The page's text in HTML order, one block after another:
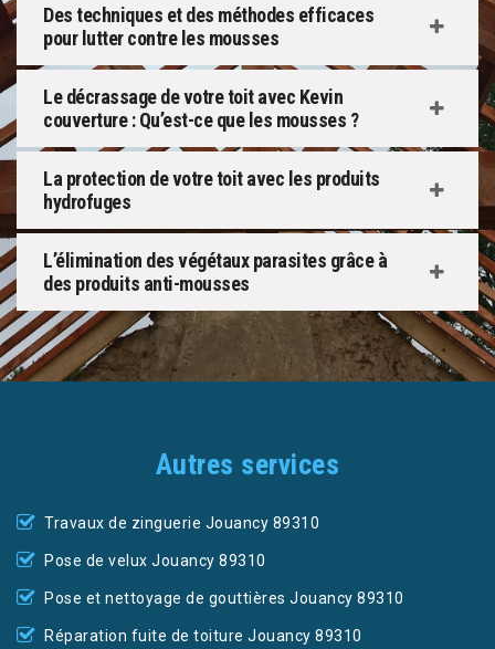
Des techniques et des méthodes efficaces
pour lutter contre les mousses
Le décrassage de votre toit avec Kevin
couverture : Qu’est-ce que les mousses ?
La protection de votre toit avec les produits
hydrofuges
L’élimination des végétaux parasites grâce à
des produits anti-mousses
Autres services
Travaux de zinguerie Jouancy 89310
Pose de velux Jouancy 89310
Pose et nettoyage de gouttières Jouancy 89310
Réparation fuite de toiture Jouancy 89310